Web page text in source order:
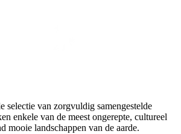
selectie van zorgvuldig samengestelde
enkele van de meest ongerepte, cultureel
mooie landschappen van de aarde.